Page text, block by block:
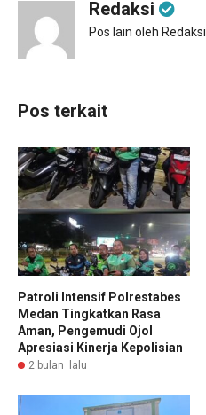
Redaksi
Pos lain oleh Redaksi
Pos terkait
Patroli Intensif Polrestabes
Medan Tingkatkan Rasa
Aman, Pengemudi Ojol
Apresiasi Kinerja Kepolisian
2 bulan lalu